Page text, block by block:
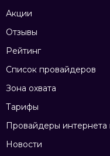
Акции
Отзывы
Рейтинг
Список провайдеров
Зона охвата
Тарифы
Провайдеры интернета
Новости